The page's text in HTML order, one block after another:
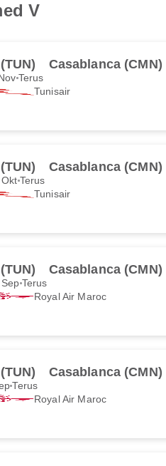
V
Casablanca (CMN)
Terus
Tunisair
Casablanca (CMN)
Terus
Tunisair
Casablanca (CMN)
Terus
Royal Air Maroc
Casablanca (CMN)
Terus
Royal Air Maroc